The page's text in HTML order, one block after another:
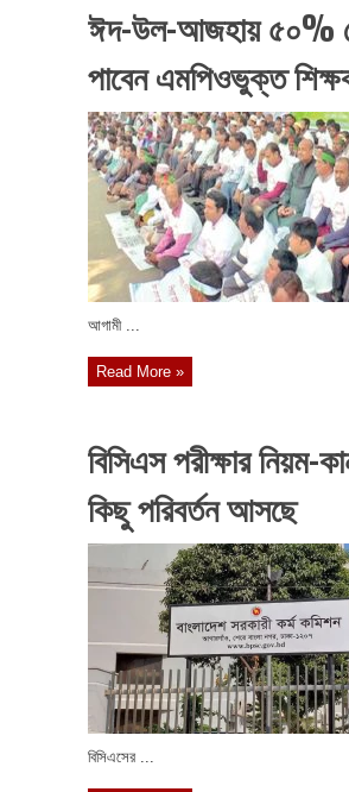
ঈদ-উল-আজহায় ৫০%
পাবেন এমপিওভুক্ত
আগামী ...
Read More »
বিসিএস পরীক্ষার নিয়ম-
কিছু পরিবর্তন আসছে
বিসিএসের ...